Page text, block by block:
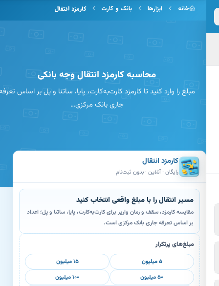
به محتوای اصلی
خانه ابزارها بانک و کارت کارمزد انتقال
محاسبه کارمزد انتقال وجه بانکی
مبلغ را وارد کنید تا کارمزد کارت‌به‌کارت، پایا، ساتنا و پل بر اساس تعرفه
جاری بانک مرکزی…
کارمزد انتقال
رایگان · آنلاین · بدون ثبت‌نام
مسیر انتقال را با مبلغ واقعی انتخاب کنید
مقایسه کارمزد، سقف و زمان واریز برای کارت‌به‌کارت، پایا، ساتنا و پل؛ اعداد
بر اساس تعرفه جاری بانک مرکزی است.
مبلغ‌های پرتکرار